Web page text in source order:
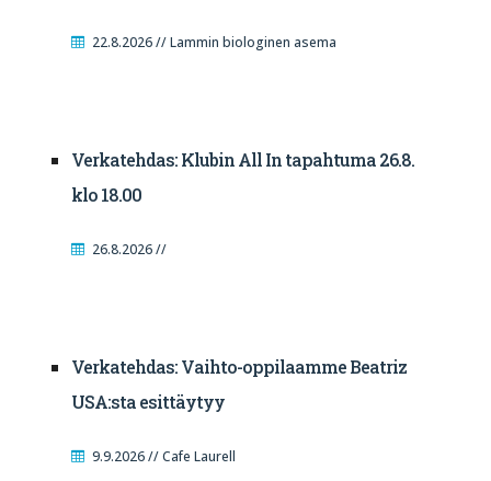
22.8.2026 // Lammin biologinen asema
Verkatehdas: Klubin All In tapahtuma 26.8.
klo 18.00
26.8.2026 //
Verkatehdas: Vaihto-oppilaamme Beatriz
USA:sta esittäytyy
9.9.2026 // Cafe Laurell